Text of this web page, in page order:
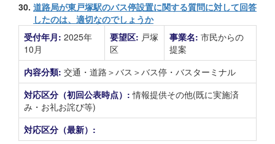
30. 道路局が東戸塚駅のバス停設置に関する質問に対して回答
したのは、適切なのでしょうか
受付年月: 2025年
10月
要望区: 戸塚
区
事業名: 市民からの
提案
内容分類: 交通・道路＞バス＞バス停・バスターミナル
対応区分（初回公表時点）:情報提供その他(既に実施済
み・お礼お詫び等)
対応区分（最新）: